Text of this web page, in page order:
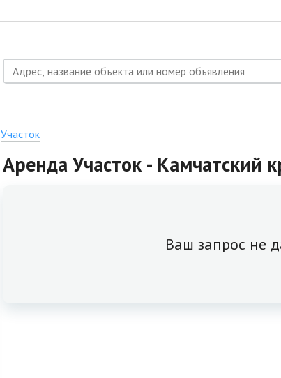
Участок
Аренда Участок - Камчатский
Ваш запрос не